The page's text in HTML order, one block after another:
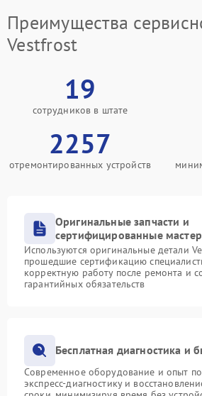
Преимущества
Vestfrost
19
сотрудников в штате
2257
отремонтированных устройств
Оригинальные запчасти и
сертифицированные
Используются оригинальные детали
прошедшие сертификацию
корректную работу после ремонта и
гарантийных обязательств
Бесплатная диагностика и
Современное оборудование и опыт
экспресс-диагностику и